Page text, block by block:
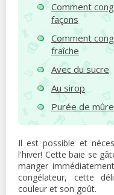
Comment
façons
Comment
fraîche
Avec du sucre
Au sirop
Purée de
Il est possible et
l'hiver! Cette baie se
manger
congélateur, cette
couleur et son goût.